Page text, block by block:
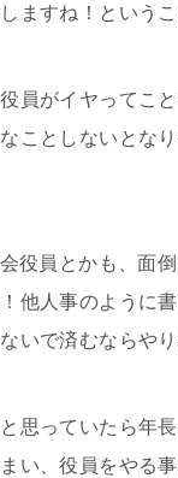
ますね！というこ
員がイヤってこ
ことしないとな
役員とかも、面
他人事のように書
いで済むならやり
思っていたら年
い、役員をやる